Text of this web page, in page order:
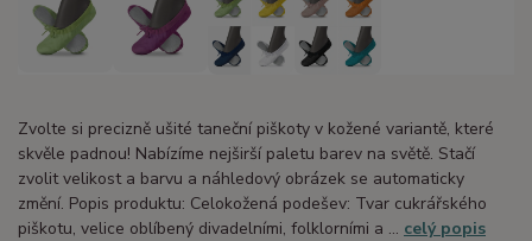
Zvolte si precizně ušité taneční piškoty v kožené variantě, které
skvěle padnou! Nabízíme nejširší paletu barev na světě. Stačí
zvolit velikost a barvu a náhledový obrázek se automaticky
změní. Popis produktu: Celokožená podešev: Tvar cukrářského
piškotu, velice oblíbený divadelními, folklorními a ... celý popis